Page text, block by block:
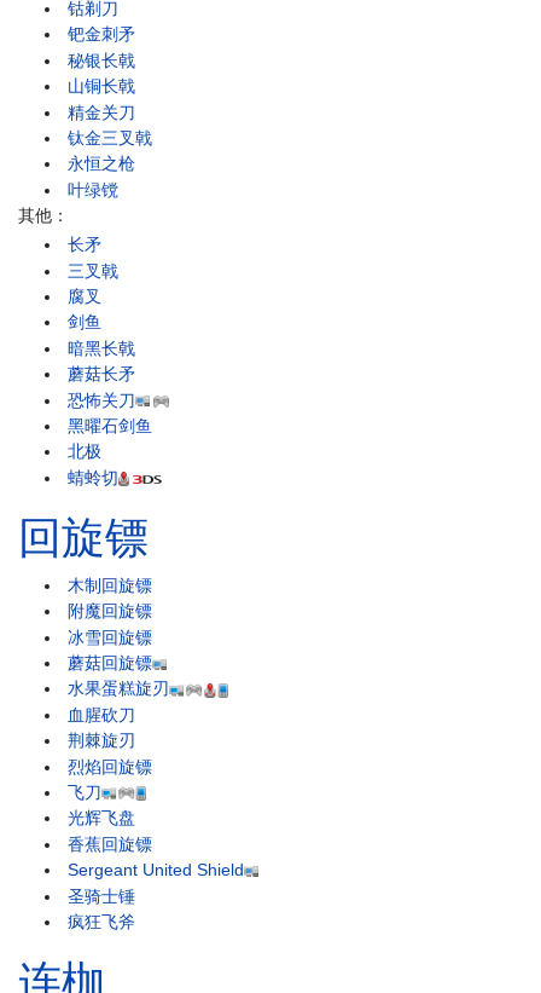
钴剃刀
钯金刺矛
秘银长戟
山铜长戟
精金关刀
钛金三叉戟
永恒之枪
叶绿镋
其他：
长矛
三叉戟
腐叉
剑鱼
暗黑长戟
蘑菇长矛
恐怖关刀
黑曜石剑鱼
北极
蜻蛉切
回旋镖
木制回旋镖
附魔回旋镖
冰雪回旋镖
蘑菇回旋镖
水果蛋糕旋刃
血腥砍刀
荆棘旋刃
烈焰回旋镖
飞刀
光辉飞盘
香蕉回旋镖
Sergeant United Shield
圣骑士锤
疯狂飞斧
连枷